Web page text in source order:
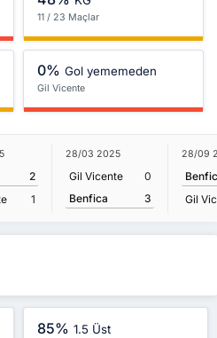
11 / 23 Maçlar
0% Gol yememeden
Gil Vicente
2
1
28/03 2025
Gil Vicente
0
Benfica
3
28/09
Gil
85% 1.5 Üst